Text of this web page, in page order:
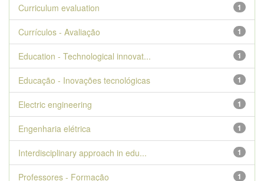
1
Curriculum evaluation
1
Currículos - Avaliação
1
Education - Technological innovat...
1
Educação - Inovações tecnológicas
1
Electric engineering
1
Engenharia elétrica
1
Interdisciplinary approach in edu...
1
Professores - Formação